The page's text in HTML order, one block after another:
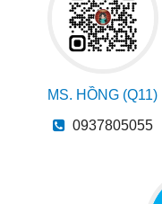
MS. HỒNG (Q11)
0937805055